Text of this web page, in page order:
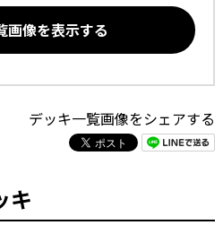
画像を表示する
デッキ一覧画像をシェアする
キ